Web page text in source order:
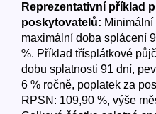
Reprezentativní příklad
poskytovatelů:
maximální doba splácení
%. Příklad třísplátkové
dobu splatnosti 91 dní,
6 % ročně, poplatek za
RPSN: 109,90 %, výše